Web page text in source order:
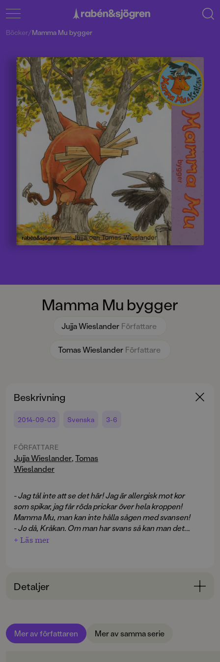
Mamma Mu bygger
Jujja Wieslander Författare
Tomas Wieslander Författare
Böcker/Mamma Mu bygger
Beskrivning
2014-09-03 Svenska 3-6
FÖRFATTARE
Jujja Wieslander,Tomas
Wieslander
- Jag tål inte att se det här! Jag är allergisk mot kor
som spikar, jag får röda prickar över hela kroppen!
Mamma Mu, man kan inte hålla sågen med svansen!
- Jo då, Kråkan. Om man har svans så kan man det.
- Det blir ju snett!
Dramatisering med musik.
+ Läs mer
Detaljer
ÅLDERSGRUPP
3-6
Mer av författaren Mer av samma serie